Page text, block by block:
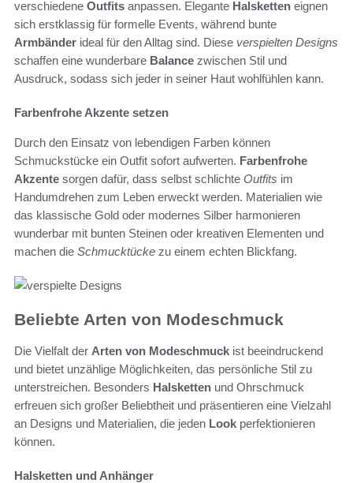
verschiedene Outfits anpassen. Elegante Halsketten eignen
sich erstklassig für formelle Events, während bunte
Armbänder ideal für den Alltag sind. Diese verspielten Designs
schaffen eine wunderbare Balance zwischen Stil und
Ausdruck, sodass sich jeder in seiner Haut wohlfühlen kann.
Farbenfrohe Akzente setzen
Durch den Einsatz von lebendigen Farben können
Schmuckstücke ein Outfit sofort aufwerten. Farbenfrohe
Akzente sorgen dafür, dass selbst schlichte Outfits im
Handumdrehen zum Leben erweckt werden. Materialien wie
das klassische Gold oder modernes Silber harmonieren
wunderbar mit bunten Steinen oder kreativen Elementen und
machen die Schmucktücke zu einem echten Blickfang.
Beliebte Arten von Modeschmuck
Die Vielfalt der Arten von Modeschmuck ist beeindruckend
und bietet unzählige Möglichkeiten, das persönliche Stil zu
unterstreichen. Besonders Halsketten und Ohrschmuck
erfreuen sich großer Beliebtheit und präsentieren eine Vielzahl
an Designs und Materialien, die jeden Look perfektionieren
können.
Halsketten und Anhänger